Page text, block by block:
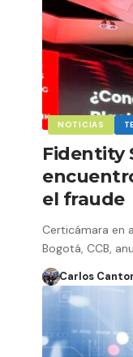
NOTICIAS
Fidentity
el fraude
Certicámara en
Bogotá, CCB,
Carlos Cantor